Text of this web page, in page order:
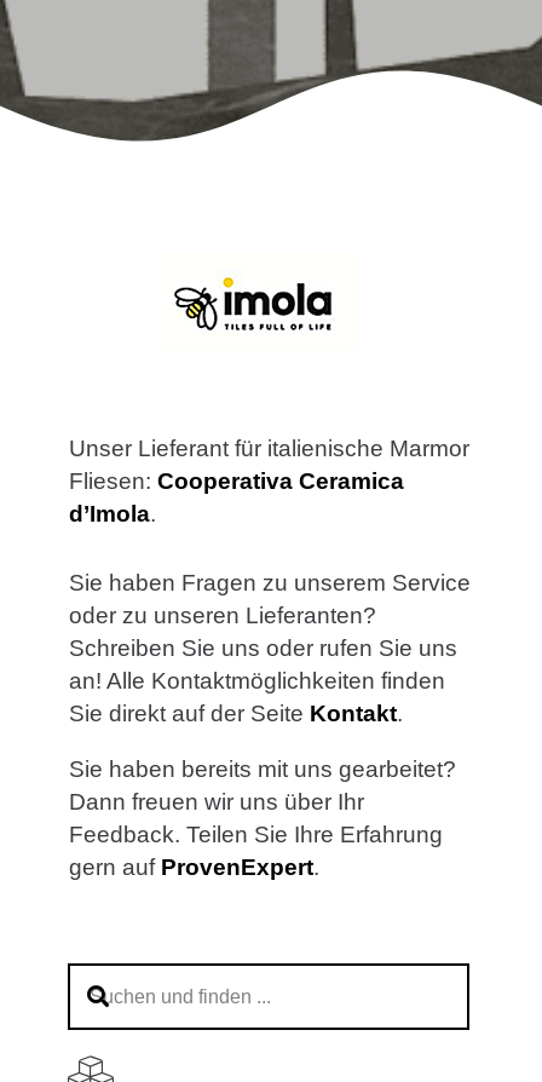
Unser Lieferant für italienische Marmor
Fliesen: Cooperativa Ceramica
d’Imola.
Sie haben Fragen zu unserem Service
oder zu unseren Lieferanten?
Schreiben Sie uns oder rufen Sie uns
an! Alle Kontaktmöglichkeiten finden
Sie direkt auf der Seite Kontakt.
Sie haben bereits mit uns gearbeitet?
Dann freuen wir uns über Ihr
Feedback. Teilen Sie Ihre Erfahrung
gern auf ProvenExpert.